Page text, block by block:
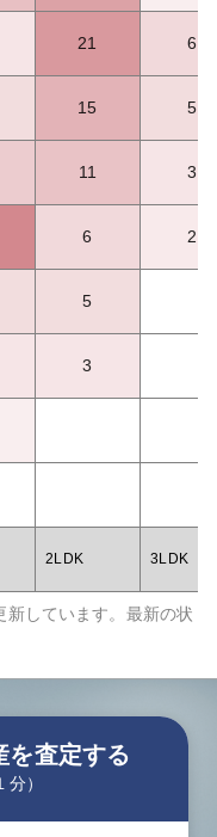
21 6
15 5
11 3
6 2
5
3
2LDK 3LDK
新しています。最新の状
を査定する
）